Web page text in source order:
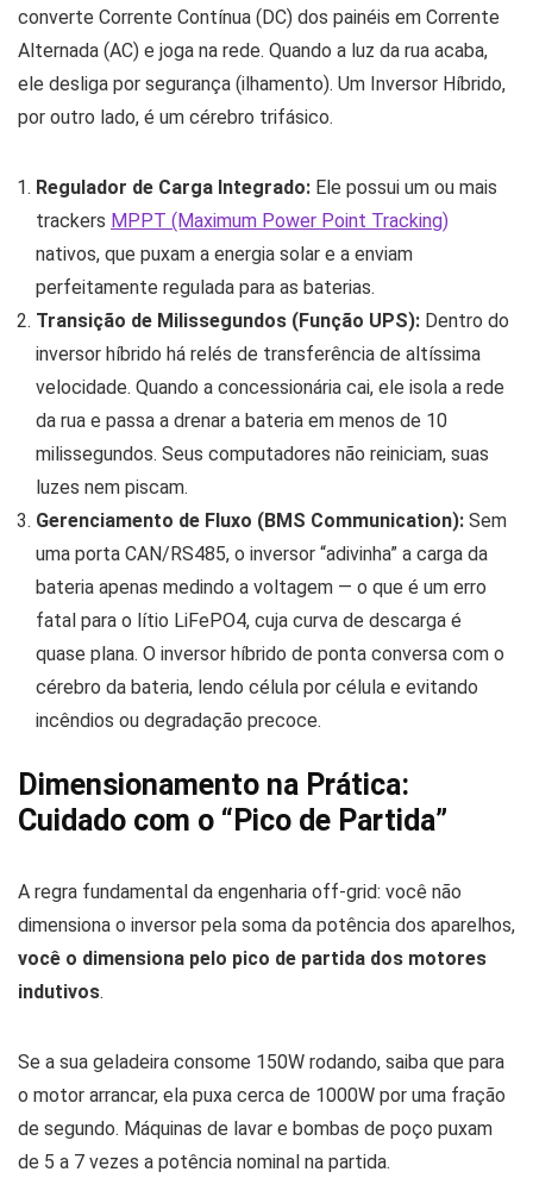
converte Corrente Contínua (DC) dos painéis em Corrente
Alternada (AC) e joga na rede. Quando a luz da rua acaba,
ele desliga por segurança (ilhamento). Um Inversor Híbrido,
por outro lado, é um cérebro trifásico.
Regulador de Carga Integrado: Ele possui um ou mais
trackers MPPT (Maximum Power Point Tracking)
nativos, que puxam a energia solar e a enviam
perfeitamente regulada para as baterias.
Transição de Milissegundos (Função UPS): Dentro do
inversor híbrido há relés de transferência de altíssima
velocidade. Quando a concessionária cai, ele isola a rede
da rua e passa a drenar a bateria em menos de 10
milissegundos. Seus computadores não reiniciam, suas
luzes nem piscam.
Gerenciamento de Fluxo (BMS Communication): Sem
uma porta CAN/RS485, o inversor “adivinha” a carga da
bateria apenas medindo a voltagem — o que é um erro
fatal para o lítio LiFePO4, cuja curva de descarga é
quase plana. O inversor híbrido de ponta conversa com o
cérebro da bateria, lendo célula por célula e evitando
incêndios ou degradação precoce.
Dimensionamento na Prática:
Cuidado com o “Pico de Partida”
A regra fundamental da engenharia off-grid: você não
dimensiona o inversor pela soma da potência dos aparelhos,
você o dimensiona pelo pico de partida dos motores
indutivos.
Se a sua geladeira consome 150W rodando, saiba que para
o motor arrancar, ela puxa cerca de 1000W por uma fração
de segundo. Máquinas de lavar e bombas de poço puxam
de 5 a 7 vezes a potência nominal na partida.